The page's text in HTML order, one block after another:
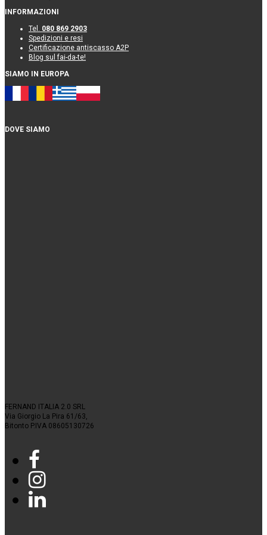
INFORMAZIONI
Tel. 080 869 2903
Spedizioni e resi
Certificazione antiscasso A2P
Blog sul fai-da-te!
SIAMO IN EUROPA
DOVE SIAMO
FERNAND ITALIA 2.0 SRL
Via Giorgio La Pira 61/63,
Bitonto P.IVA 08605130726